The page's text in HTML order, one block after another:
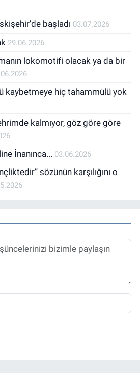
başladı 03.07.2026
29.06.2026
lokomotifi olacak ya da bir
kaybetmeye hiç tahammülü yok
kalmıyor, göz göre göre
İnanınca... 03.06.2026
sözünün karşılığını o